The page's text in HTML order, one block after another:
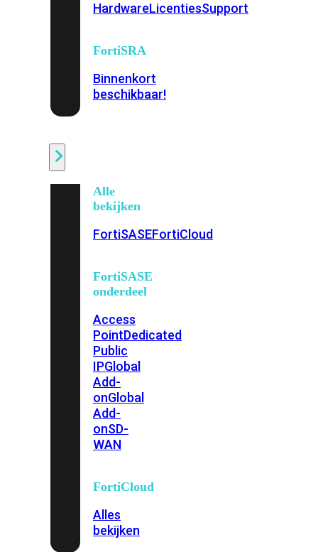
HardwareLicentiesSupport
FortiSRA
Binnenkort
beschikbaar!
Alle
bekijken
FortiSASEFortiCloud
FortiSASE
onderdeel
Access
PointDedicated
Public
IPGlobal
Add-
onGlobal
Add-
onSD-
WAN
FortiCloud
Alles
bekijken